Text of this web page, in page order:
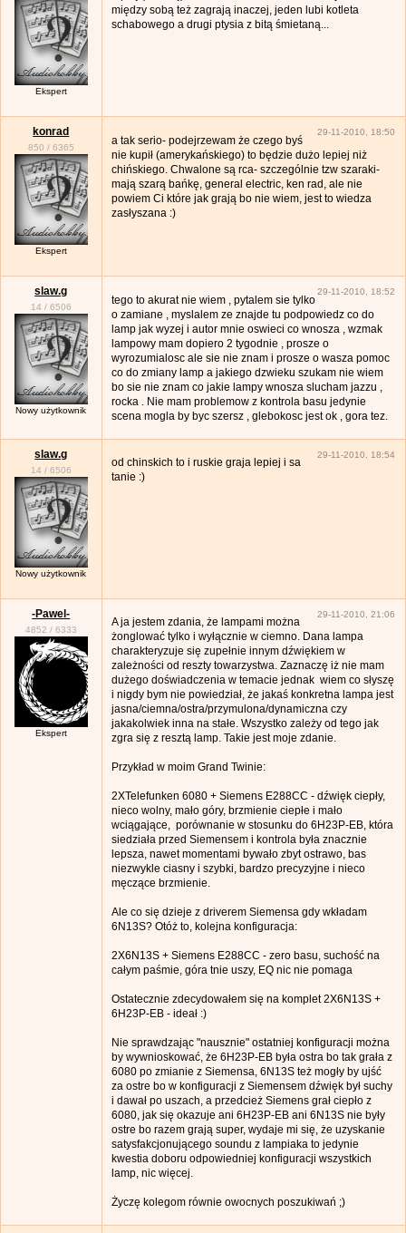
Ekspert
między sobą też zagrają inaczej, jeden lubi kotleta
schabowego a drugi ptysia z bitą śmietaną...
konrad
850 / 6365
Ekspert
29-11-2010, 18:50
a tak serio- podejrzewam że czego byś
nie kupił (amerykańskiego) to będzie dużo lepiej niż
chińskiego. Chwalone są rca- szczególnie tzw szaraki-
mają szarą bańkę, general electric, ken rad, ale nie
powiem Ci które jak grają bo nie wiem, jest to wiedza
zasłyszana :)
slaw.g
14 / 6506
Nowy użytkownik
29-11-2010, 18:52
tego to akurat nie wiem , pytalem sie tylko
o zamiane , myslalem ze znajde tu podpowiedz co do
lamp jak wyzej i autor mnie oswieci co wnosza , wzmak
lampowy mam dopiero 2 tygodnie , prosze o
wyrozumialosc ale sie nie znam i prosze o wasza pomoc
co do zmiany lamp a jakiego dzwieku szukam nie wiem
bo sie nie znam co jakie lampy wnosza slucham jazzu ,
rocka . Nie mam problemow z kontrola basu jedynie
scena mogla by byc szersz , glebokosc jest ok , gora tez.
slaw.g
14 / 6506
Nowy użytkownik
29-11-2010, 18:54
od chinskich to i ruskie graja lepiej i sa
tanie :)
-Pawel-
4852 / 6333
Ekspert
29-11-2010, 21:06
A ja jestem zdania, że lampami można
żonglować tylko i wyłącznie w ciemno. Dana lampa
charakteryzuje się zupełnie innym dźwiękiem w
zależności od reszty towarzystwa. Zaznaczę iż nie mam
dużego doświadczenia w temacie jednak wiem co słyszę
i nigdy bym nie powiedział, że jakaś konkretna lampa jest
jasna/ciemna/ostra/przymulona/dynamiczna czy
jakakolwiek inna na stałe. Wszystko zależy od tego jak
zgra się z resztą lamp. Takie jest moje zdanie.
Przykład w moim Grand Twinie:
2XTelefunken 6080 + Siemens E288CC - dźwięk ciepły,
nieco wolny, mało góry, brzmienie ciepłe i mało
wciągające, porównanie w stosunku do 6H23P-EB, która
siedziała przed Siemensem i kontrola była znacznie
lepsza, nawet momentami bywało zbyt ostrawo, bas
niezwykle ciasny i szybki, bardzo precyzyjne i nieco
męczące brzmienie.
Ale co się dzieje z driverem Siemensa gdy wkładam
6N13S? Otóż to, kolejna konfiguracja:
2X6N13S + Siemens E288CC - zero basu, suchość na
całym paśmie, góra tnie uszy, EQ nic nie pomaga
Ostatecznie zdecydowałem się na komplet 2X6N13S +
6H23P-EB - ideał :)
Nie sprawdzając "nausznie" ostatniej konfiguracji można
by wywnioskować, że 6H23P-EB była ostra bo tak grała z
6080 po zmianie z Siemensa, 6N13S też mogły by ujść
za ostre bo w konfiguracji z Siemensem dźwięk był suchy
i dawał po uszach, a przedcież Siemens grał ciepło z
6080, jak się okazuje ani 6H23P-EB ani 6N13S nie były
ostre bo razem grają super, wydaje mi się, że uzyskanie
satysfakcjonującego soundu z lampiaka to jedynie
kwestia doboru odpowiedniej konfiguracji wszystkich
lamp, nic więcej.
Życzę kolegom równie owocnych poszukiwań ;)